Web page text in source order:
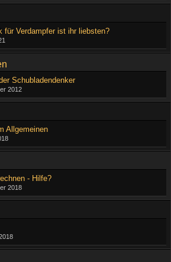
für Verdampfer ist ihr liebsten?
Schubladendenker
2012
Allgemeinen
- Hilfe?
2018